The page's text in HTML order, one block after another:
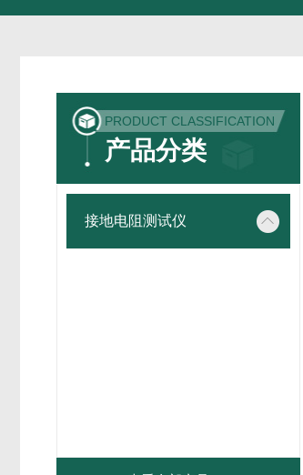
PRODUCT CLASSIFICATION
产品分类
接地电阻测试仪